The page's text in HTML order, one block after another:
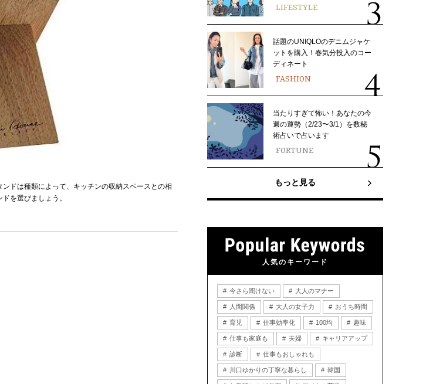
ドは種類によって、キッチンの収納スペースとの相
を選びましょう。
LIFESTYLE
話題のUNIQLOのデニムジャケ
ットを購入！春気分投入のコー
ディネート
FASHION
当たりすぎて怖い！あなたの今
週の運勢（2/23〜3/1）を数秘
術占いで占います
FORTUNE
もっと見る
人気のキーワード
今さら聞けない 大人のマナー
人間関係 大人の女子力 おうち時間
育児 仕事効率化 100均 趣味
仕事も家庭も 夫婦 キャリアアップ
診断 仕事もおしゃれも
川口ゆかりの丁寧な暮らし 韓国